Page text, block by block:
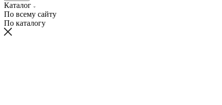
Каталог
По всему сайту
По каталогу